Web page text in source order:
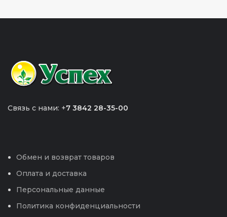
Связь с нами: +7 3842 28-35-00
Обмен и возврат товаров
Оплата и доставка
Персональные данные
Политика конфиденциальности